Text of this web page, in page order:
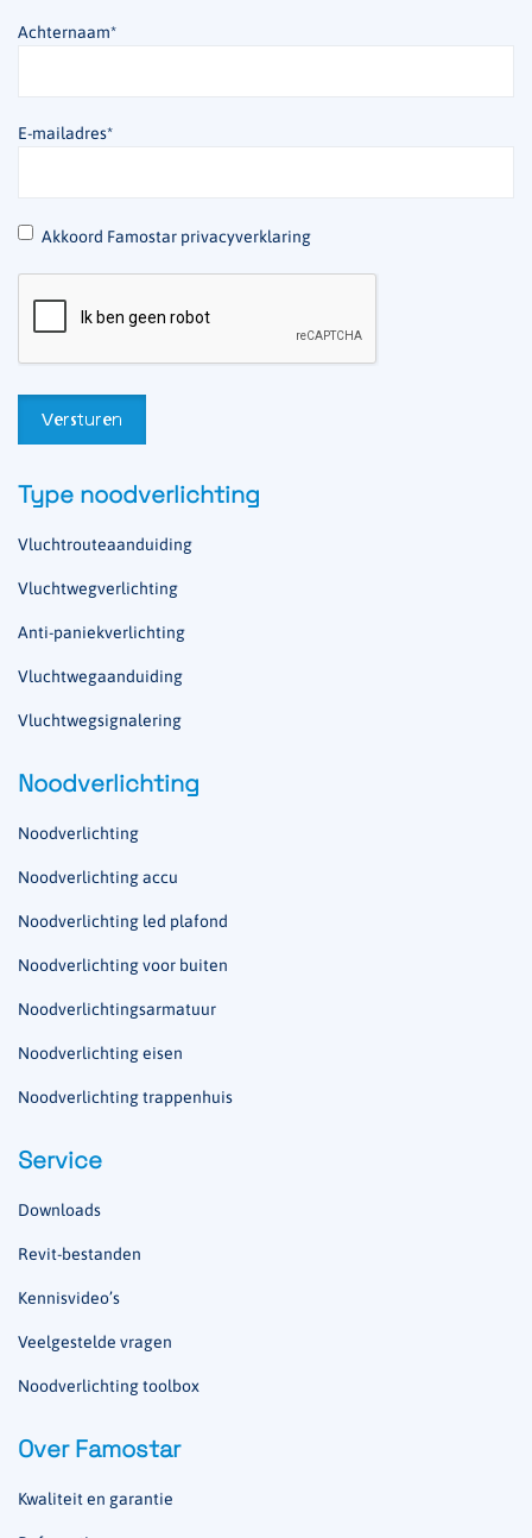
Achternaam*
E-mailadres*
* Akkoord Famostar privacyverklaring
Type noodverlichting
Vluchtrouteaanduiding
Vluchtwegverlichting
Anti-paniekverlichting
Vluchtwegaanduiding
Vluchtwegsignalering
Noodverlichting
Noodverlichting
Noodverlichting accu
Noodverlichting led plafond
Noodverlichting voor buiten
Noodverlichtingsarmatuur
Noodverlichting eisen
Noodverlichting trappenhuis
Service
Downloads
Revit-bestanden
Kennisvideo’s
Veelgestelde vragen
Noodverlichting toolbox
Over Famostar
Kwaliteit en garantie